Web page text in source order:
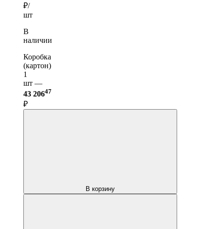
₽/
шт
В
наличии
Коробка
(картон)
1
шт —
43 20647
₽
В корзину